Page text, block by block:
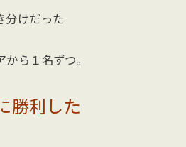
分けだった
ら１名ずつ。
勝利した